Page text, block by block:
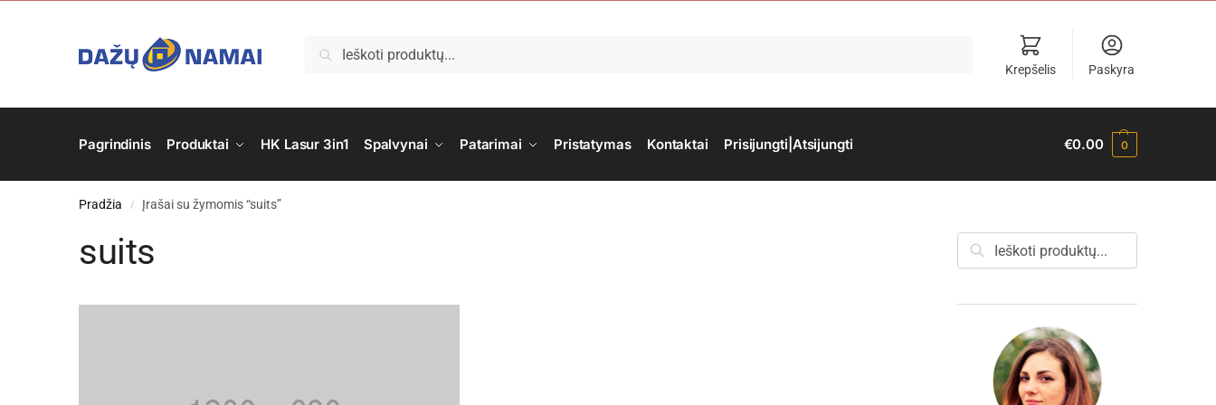
Ieškoti
Krepšelis Paskyra
Pagrindinis Produktai HK Lasur 3in1 Spalvynai Patarimai Pristatymas Kontaktai Prisijungti|Atsijungti €0.00 0
Pradžia / Įrašai su žymomis “suits”
suits Ieškoti